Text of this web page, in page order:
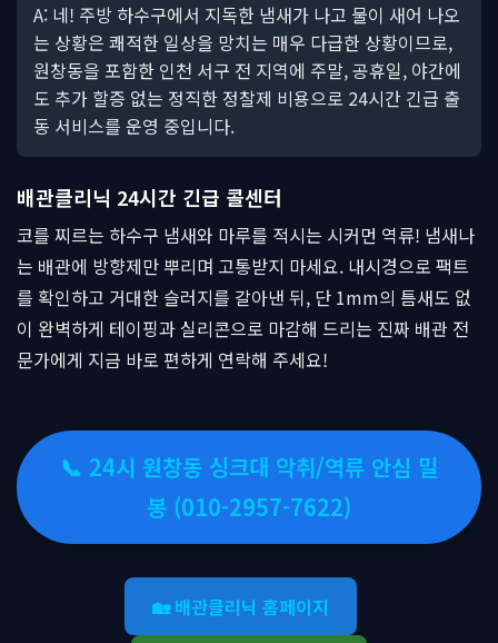
A: 네! 주방 하수구에서 지독한 냄새가 나고 물이 새어 나오
는 상황은 쾌적한 일상을 망치는 매우 다급한 상황이므로,
원창동을 포함한 인천 서구 전 지역에 주말, 공휴일, 야간에
도 추가 할증 없는 정직한 정찰제 비용으로 24시간 긴급 출
동 서비스를 운영 중입니다.
배관클리닉 24시간 긴급 콜센터
코를 찌르는 하수구 냄새와 마루를 적시는 시커먼 역류! 냄새나
는 배관에 방향제만 뿌리며 고통받지 마세요. 내시경으로 팩트
를 확인하고 거대한 슬러지를 갈아낸 뒤, 단 1mm의 틈새도 없
이 완벽하게 테이핑과 실리콘으로 마감해 드리는 진짜 배관 전
문가에게 지금 바로 편하게 연락해 주세요!
📞 24시 원창동 싱크대 악취/역류 안심 밀
봉 (010-2957-7622)
🏡 배관클리닉 홈페이지